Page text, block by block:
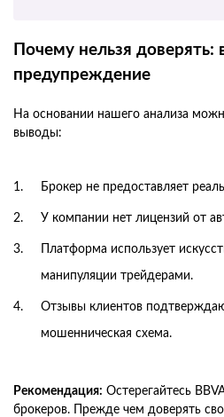
Почему нельзя доверять:
предупреждение
На основании нашего анализа
выводы:
Брокер не предоставляет
У компании нет лицензий от
Платформа использует
манипуляции трейдерами.
Отзывы клиентов
мошенническая схема.
Рекомендация: Остерегайтесь
брокеров. Прежде чем доверять